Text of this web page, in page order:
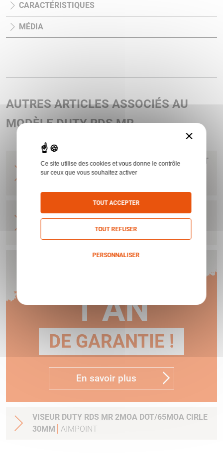
CARACTÉRISTIQUES
MÉDIA
AUTRES ARTICLES ASSOCIÉS AU
MODÈLE DUTY RDS MR
VISEUR DUTY RDS 2 MOA WEAVER PICA MOUNT
FLIP UP COVER 39 OA NVD COMPATIBLE DEF
VISEUR PRO 2 MOA MONTAGE QRP2 PICA
SPACER FLIP UP COVER NVD COMPATIBLE DEF
1 AN
DE GARANTIE !
En savoir plus
VISEUR DUTY RDS MR 2MOA DOT/65MOA CIRLE
30MM
AIMPOINT
×
Ce site utilise des cookies et vous donne le contrôle
sur ceux que vous souhaitez activer
TOUT ACCEPTER
TOUT REFUSER
PERSONNALISER